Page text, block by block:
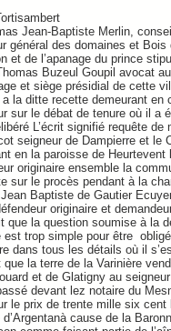
Jean-Baptiste Merlin,
général des domaines et Bois
et de l’apanage du prince
Buzeul Goupil avocat
et siège présidial de cette
a la ditte recette demeurant en
sur le débat de tenure où il a
L’écrit signifié requête de
seigneur de Dampierre et le
en la paroisse de Heurtevent
originaire ensemble la
sur le procès pendant à la
Baptiste de Gautier
originaire et
que la question soumise à la
est trop simple pour être
dans tous les détails où il
que la terre de la Varinière
et de Glatigny au
devant lez notaire du
le prix de trente mille six cent
d’Argentanà cause de la